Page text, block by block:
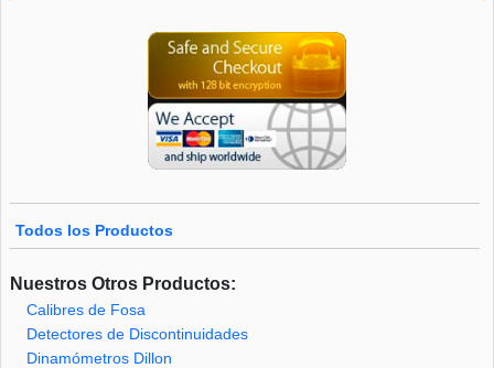
Todos los Productos
Nuestros Otros Productos:
Calibres de Fosa
Detectores de Discontinuidades
Dinamómetros Dillon